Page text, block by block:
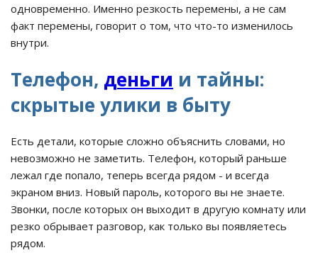
одновременно. Именно резкость перемены, а не сам
факт перемены, говорит о том, что что-то изменилось
внутри.
Телефон, деньги и тайны:
скрытые улики в быту
Есть детали, которые сложно объяснить словами, но
невозможно не заметить. Телефон, который раньше
лежал где попало, теперь всегда рядом - и всегда
экраном вниз. Новый пароль, которого вы не знаете.
Звонки, после которых он выходит в другую комнату или
резко обрывает разговор, как только вы появляетесь
рядом.